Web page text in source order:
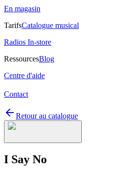
En magasin
TarifsCatalogue musical
Radios In-store
RessourcesBlog
Centre d'aide
Contact
Retour au catalogue
I Say No